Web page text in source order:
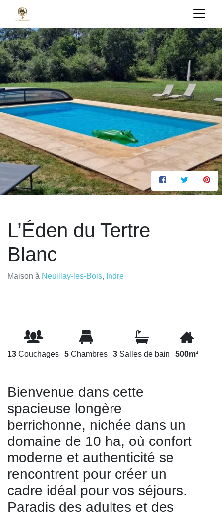
L’Éden du Tertre
Blanc
Maison à Neuillay-les-Bois, Indre
13 Couchages 5 Chambres 3 Salles de bain 500m²
Bienvenue dans cette
spacieuse longère
berrichonne, nichée dans un
domaine de 10 ha, où confort
moderne et authenticité se
rencontrent pour créer un
cadre idéal pour vos séjours.
Paradis des adultes et des